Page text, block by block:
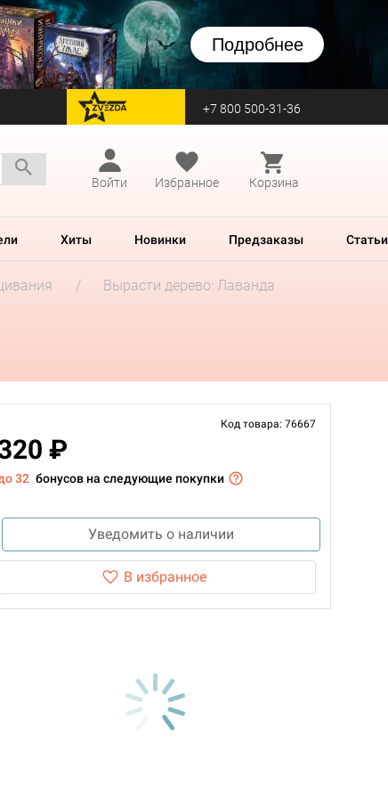
Подробнее
перейти на Zvezda +7 800 500-31-36
Войти
Избранное Корзина
Хиты Новинки Предзаказы Статьи
Вырасти дерево: Лаванда
Код товара: 76667
₽
32 бонусов на следующие покупки
Уведомить о наличии
В избранное